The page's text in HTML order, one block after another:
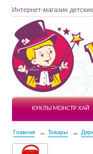
Интернет-магазин
Чудесарик
КУКЛЫ МОНСТР ХАЙ
Главная Товары